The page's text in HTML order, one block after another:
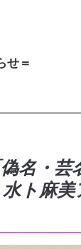
せ＝
名・芸
ト麻美